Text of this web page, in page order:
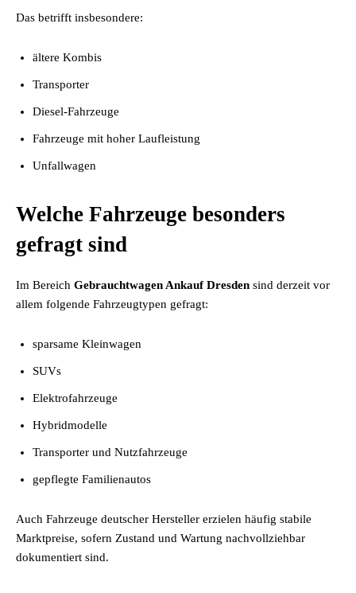
Das betrifft insbesondere:
ältere Kombis
Transporter
Diesel-Fahrzeuge
Fahrzeuge mit hoher Laufleistung
Unfallwagen
Welche Fahrzeuge besonders
gefragt sind
Im Bereich Gebrauchtwagen Ankauf Dresden sind derzeit vor
allem folgende Fahrzeugtypen gefragt:
sparsame Kleinwagen
SUVs
Elektrofahrzeuge
Hybridmodelle
Transporter und Nutzfahrzeuge
gepflegte Familienautos
Auch Fahrzeuge deutscher Hersteller erzielen häufig stabile
Marktpreise, sofern Zustand und Wartung nachvollziehbar
dokumentiert sind.